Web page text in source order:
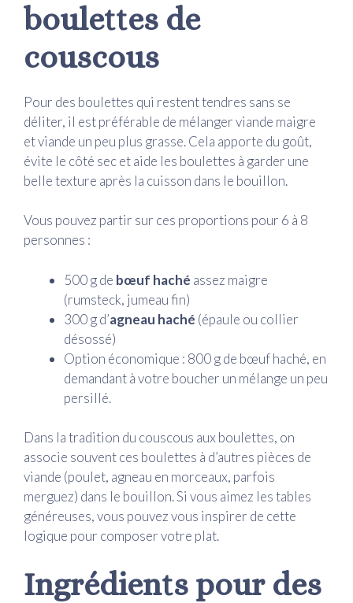
boulettes de
couscous
Pour des boulettes qui restent tendres sans se
déliter, il est préférable de mélanger viande maigre
et viande un peu plus grasse. Cela apporte du goût,
évite le côté sec et aide les boulettes à garder une
belle texture après la cuisson dans le bouillon.
Vous pouvez partir sur ces proportions pour 6 à 8
personnes :
500 g de bœuf haché assez maigre
(rumsteck, jumeau fin)
300 g d’agneau haché (épaule ou collier
désossé)
Option économique : 800 g de bœuf haché, en
demandant à votre boucher un mélange un peu
persillé.
Dans la tradition du couscous aux boulettes, on
associe souvent ces boulettes à d’autres pièces de
viande (poulet, agneau en morceaux, parfois
merguez) dans le bouillon. Si vous aimez les tables
généreuses, vous pouvez vous inspirer de cette
logique pour composer votre plat.
Ingrédients pour des